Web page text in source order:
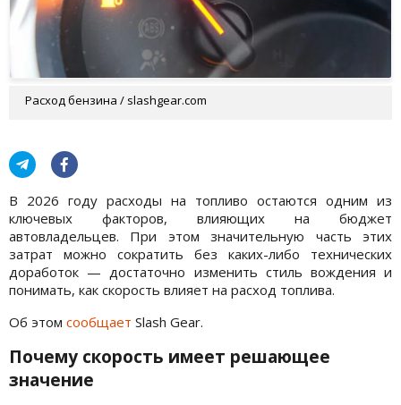
Расход бензина / slashgear.com
В 2026 году расходы на топливо остаются одним из
ключевых факторов, влияющих на бюджет
автовладельцев. При этом значительную часть этих
затрат можно сократить без каких-либо технических
доработок — достаточно изменить стиль вождения и
понимать, как скорость влияет на расход топлива.
Об этом сообщает Slash Gear.
Почему скорость имеет решающее
значение